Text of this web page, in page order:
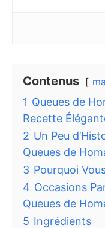
Contenus
1 Queues de
Recette
2 Un Peu
Queues de
3 Pourquoi
4 Occasions
Queues de
5 Ingrédients